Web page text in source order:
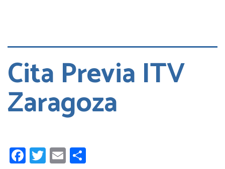
Cita Previa ITV
Zaragoza
Facebook
Twitter
Email